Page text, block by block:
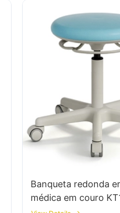
Banqueta redonda
médica em couro